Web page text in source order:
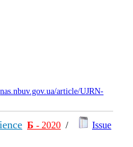
article/UJRN-
Б - 2020 /
Issue